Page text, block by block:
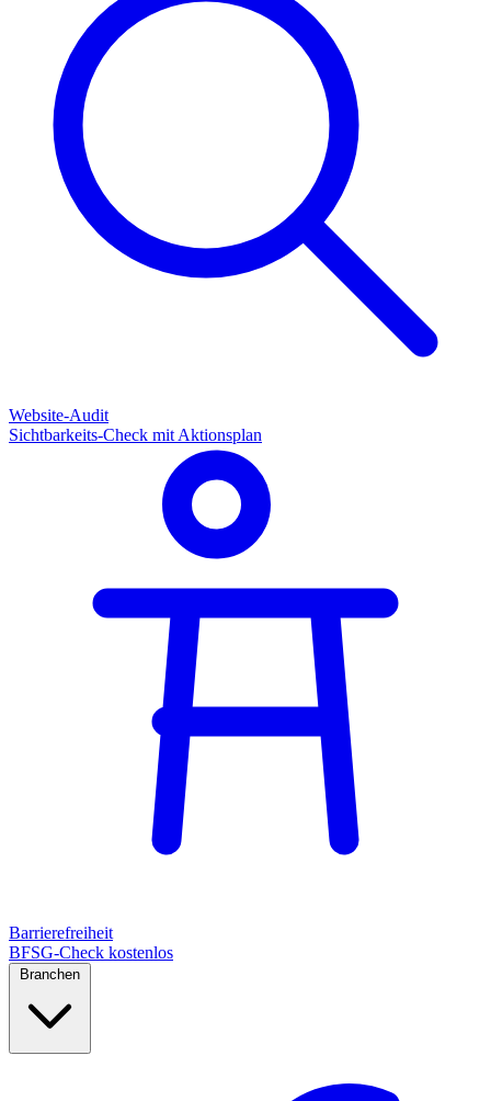
Website-Audit
Sichtbarkeits-Check mit Aktionsplan
Barrierefreiheit
BFSG-Check kostenlos